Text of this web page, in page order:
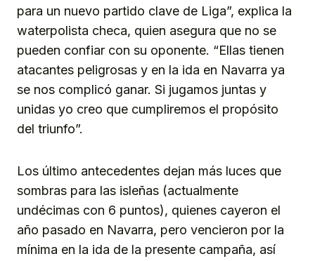
para un nuevo partido clave de Liga”, explica la
waterpolista checa, quien asegura que no se
pueden confiar con su oponente. “Ellas tienen
atacantes peligrosas y en la ida en Navarra ya
se nos complicó ganar. Si jugamos juntas y
unidas yo creo que cumpliremos el propósito
del triunfo”.
Los último antecedentes dejan más luces que
sombras para las isleñas (actualmente
undécimas con 6 puntos), quienes cayeron el
año pasado en Navarra, pero vencieron por la
mínima en la ida de la presente campaña, así